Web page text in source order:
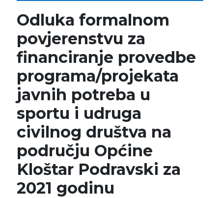
Odluka formalnom
povjerenstvu za
financiranje provedbe
programa/projekata
javnih potreba u
sportu i udruga
civilnog društva na
području Općine
Kloštar Podravski za
2021 godinu